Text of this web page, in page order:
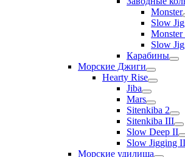
Monster
Slow
Slow
Карабины
Морские Джиги
Hearty Rise
Jiba
Mars
Sitenkiba 2
Sitenkiba III
Slow Deep II
Slow Jigging II
Морские удилища